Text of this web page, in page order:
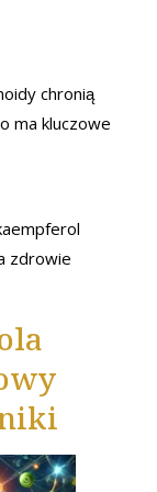
chronią
ma kluczowe
zdrowie